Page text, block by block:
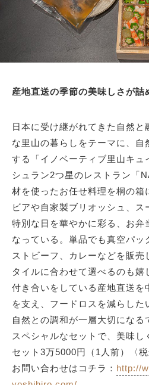
産地直送の季節の美味しさが詰
日本に受け継がれてきた自然
な里山の暮らしをテーマに、自
する「イノベーティブ里山キュ
シュラン2つ星のレストラン「
材を使ったお任せ料理を桐の箱
ビアや自家製ブリオッシュ、ス
特別な日を華やかに彩る、お弁
なっている。単品でも真空パッ
ストビーフ、カレーなどを販売
タイルに合わせて選べるのも
付き合いをしている産地直送を
を支え、フードロスを減らした
自然との調和が一層大切になる
スペシャルなセットで、美味
セット3万5000円（1人前）〈税
お問い合わせはコチラ： http://